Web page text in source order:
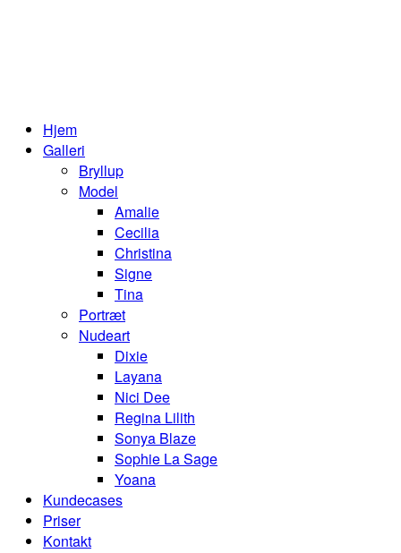
Hjem
Galleri
Bryllup
Model
Amalie
Cecilia
Christina
Signe
Tina
Portræt
Nudeart
Dixie
Layana
Nici Dee
Regina Lilith
Sonya Blaze
Sophie La Sage
Yoana
Kundecases
Priser
Kontakt